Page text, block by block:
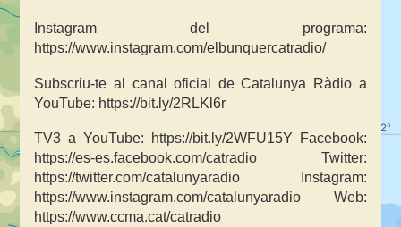
Instagram del programa:
https://www.instagram.com/elbunquercatradio/
Subscriu-te al canal oficial de Catalunya Ràdio a
YouTube: https://bit.ly/2RLKl6r
TV3 a YouTube: https://bit.ly/2WFU15Y Facebook:
https://es-es.facebook.com/catradio Twitter:
https://twitter.com/catalunyaradio Instagram:
https://www.instagram.com/catalunyaradio Web:
https://www.ccma.cat/catradio